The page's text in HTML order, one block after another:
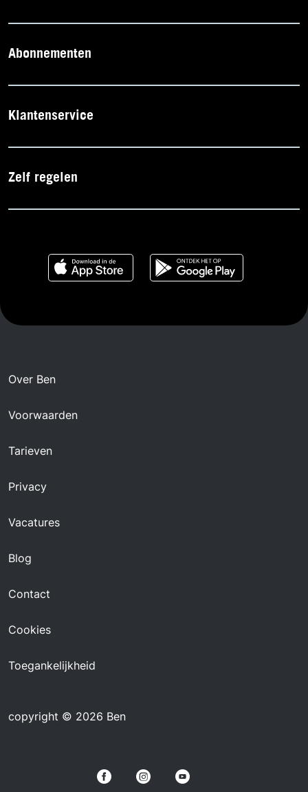
Abonnementen
Klantenservice
Zelf regelen
Over Ben
Voorwaarden
Tarieven
Privacy
Vacatures
Blog
Contact
Cookies
Toegankelijkheid
copyright © 2026 Ben